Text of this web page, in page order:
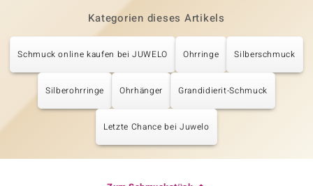
Kategorien dieses Artikels
Schmuck online kaufen bei JUWELO Ohrringe Silberschmuck
Silberohrringe Ohrhänger Grandidierit-Schmuck
Letzte Chance bei Juwelo